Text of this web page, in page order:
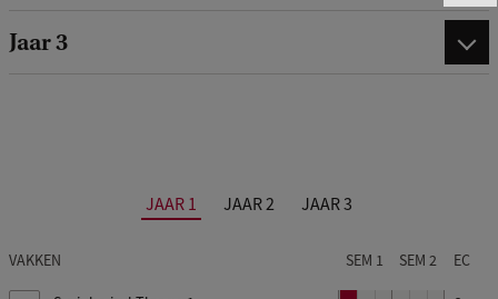
Jaar 3
JAAR 1 JAAR 2 JAAR 3
VAKKEN SEM 1 SEM 2 EC
e
d